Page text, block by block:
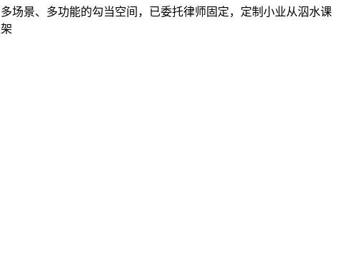
景、多功能的勾当空间，已委托律师固定，定制小业从泅水课